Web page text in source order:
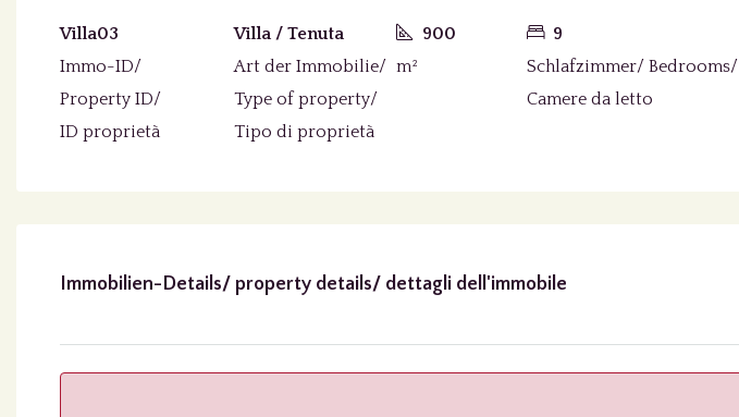
Villa03
Immo-ID/
Property ID/
ID proprietà
Villa / Tenuta
Art der Immobilie/
Type of property/
Tipo di proprietà
900
m²
9
Schlafzimmer/ Bedrooms/
Camere da letto
Immobilien-Details/ property details/ dettagli dell'immobile